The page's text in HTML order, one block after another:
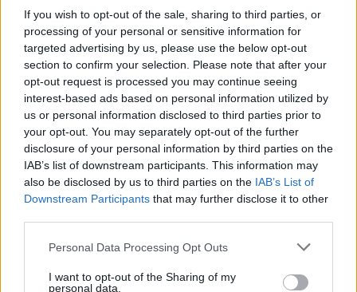
If you wish to opt-out of the sale, sharing to third parties, or
processing of your personal or sensitive information for
targeted advertising by us, please use the below opt-out
section to confirm your selection. Please note that after your
opt-out request is processed you may continue seeing
interest-based ads based on personal information utilized by
us or personal information disclosed to third parties prior to
your opt-out. You may separately opt-out of the further
disclosure of your personal information by third parties on the
IAB’s list of downstream participants. This information may
also be disclosed by us to third parties on the IAB’s List of
Downstream Participants that may further disclose it to other
Personal Data Processing Opt Outs
I want to opt-out of the Sharing of my
personal data.
Município de Sabrosa apoia juntas
de freguesia com fornecimento de
cubo...
Sabrosa Summer Fest arrancou com
Vítor Pica e reuniu centenas de...